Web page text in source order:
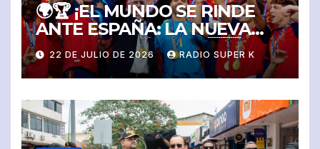
🌍🏆 ¡EL MUNDO SE RINDE
ANTE ESPAÑA: LA NUEVA
REINA DEL FÚTBOL! 🇪🇸
22 DE JULIO DE 2026 RADIO SUPER K